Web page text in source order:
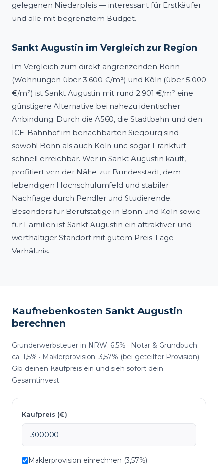
gelegenen Niederpleis — interessant für Erstkäufer
und alle mit begrenztem Budget.
Sankt Augustin im Vergleich zur Region
Im Vergleich zum direkt angrenzenden Bonn
(Wohnungen über 3.600 €/m²) und Köln (über 5.000
€/m²) ist Sankt Augustin mit rund 2.901 €/m² eine
günstigere Alternative bei nahezu identischer
Anbindung. Durch die A560, die Stadtbahn und den
ICE-Bahnhof im benachbarten Siegburg sind
sowohl Bonn als auch Köln und sogar Frankfurt
schnell erreichbar. Wer in Sankt Augustin kauft,
profitiert von der Nähe zur Bundesstadt, dem
lebendigen Hochschulumfeld und stabiler
Nachfrage durch Pendler und Studierende.
Besonders für Berufstätige in Bonn und Köln sowie
für Familien ist Sankt Augustin ein attraktiver und
werthaltiger Standort mit gutem Preis-Lage-
Verhältnis.
Kaufnebenkosten Sankt Augustin
berechnen
Grunderwerbsteuer in NRW: 6,5% · Notar & Grundbuch:
ca. 1,5% · Maklerprovision: 3,57% (bei geteilter Provision).
Gib deinen Kaufpreis ein und sieh sofort dein
Gesamtinvest.
Kaufpreis (€)
Maklerprovision einrechnen (3,57%)